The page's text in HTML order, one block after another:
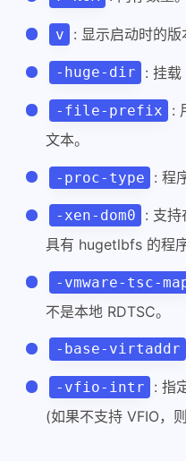
v : 显示启动时的版
-huge-dir : 挂载
-file-prefix
:
文本。
-proc-type : 程
-xen-dom0
: 支
具有 hugetlbfs 的程序
-vmware-tsc-
不是本地 RDTSC。
-base-virtaddr
-vfio-intr
: 指
(如果不支持 VFIO，